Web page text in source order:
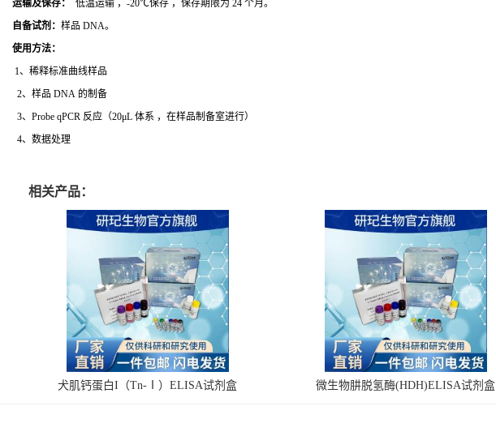
运输及保存：
低温运输 ，-20℃保存 ，保存期限为 24 个月。
自备试剂： 样品 DNA。
使用方法：
1、稀释标准曲线样品
2、样品 DNA 的制备
3、Probe qPCR 反应（20μL 体系 ，在样品制备室进行）
4、数据处理
相关产品：
犬肌钙蛋白I（Tn-Ⅰ）ELISA试剂盒 微生物肼脱氢酶(HDH)ELISA试剂盒